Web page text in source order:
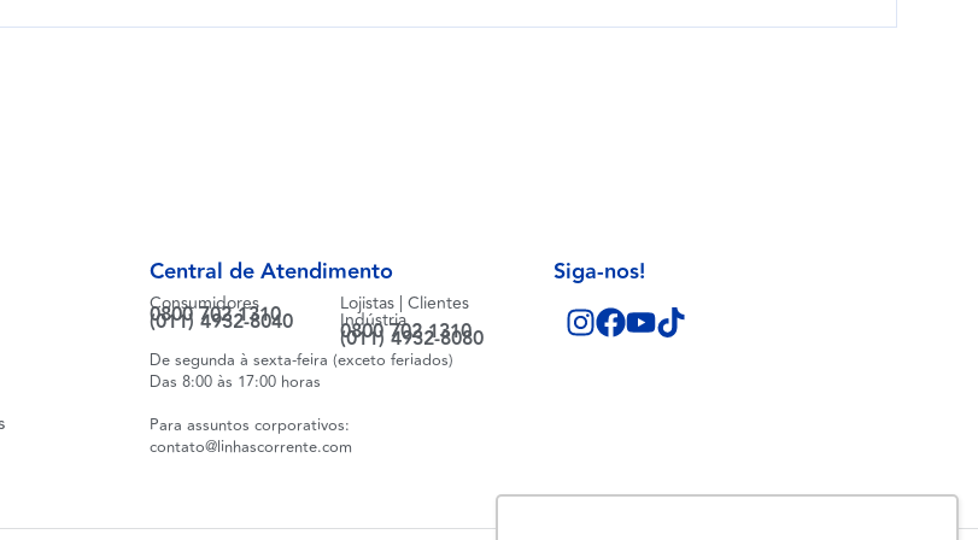
Central de Atendimento
Consumidores
0800 702 1310
(011) 4932-8040
Lojistas | Clientes
Indústria
0800 702 1310
(011) 4932-8080
De segunda à sexta-feira (exceto feriados)
Das 8:00 às 17:00 horas
Para assuntos corporativos:
contato@linhascorrente.com
Siga-nos!